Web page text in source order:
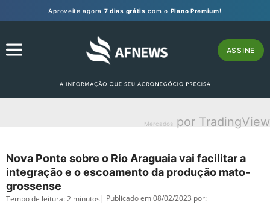
Aproveite agora 7 dias grátis com o Plano Premium!
ASSINE
Mercados por TradingView
Nova Ponte sobre o Rio Araguaia vai facilitar a
integração e o escoamento da produção mato-
grossense
Tempo de leitura:2 minutos | Publicado em 08/02/2023 por: